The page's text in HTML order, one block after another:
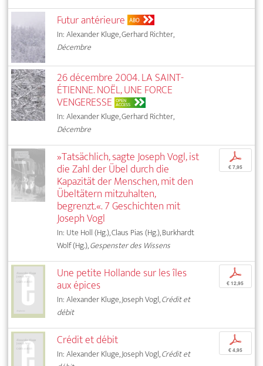
Futur antérieure ABO
In: Alexander Kluge, Gerhard Richter,
Décembre
26 décembre 2004. LA SAINT-
ÉTIENNE. NOËL, UNE FORCE
VENGERESSE OPEN
ACCESS
In: Alexander Kluge, Gerhard Richter,
Décembre
»Tatsächlich, sagte Joseph Vogl, ist
die Zahl der Übel durch die
Kapazität der Menschen, mit den
Übeltätern mitzuhalten,
begrenzt.«. 7 Geschichten mit
Joseph Vogl
In: Ute Holl (Hg.), Claus Pias (Hg.), Burkhardt
Wolf (Hg.),Gespenster des Wissens
p
€ 7,95
Une petite Hollande sur les îles
aux épices
In: Alexander Kluge, Joseph Vogl,Crédit et
débit
p
€ 12,95
Crédit et débit
In: Alexander Kluge, Joseph Vogl,Crédit et
p
€ 4,95